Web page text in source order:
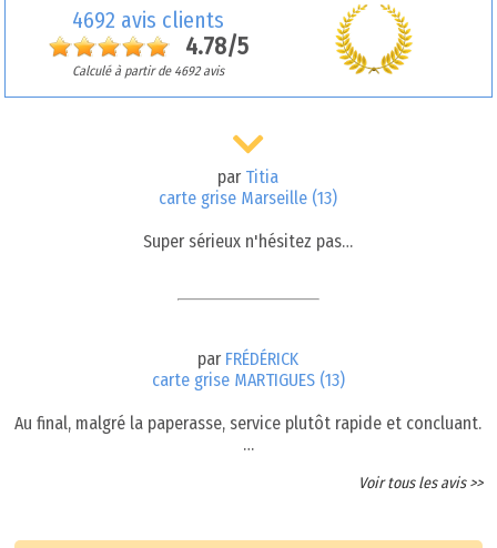
4692 avis clients
4.78/5
Calculé à partir de 4692 avis
par Titia
carte grise Marseille (13)
Super sérieux n'hésitez pas…
par FRÉDÉRICK
carte grise MARTIGUES (13)
Au final, malgré la paperasse, service plutôt rapide et concluant.
…
Voir tous les avis >>